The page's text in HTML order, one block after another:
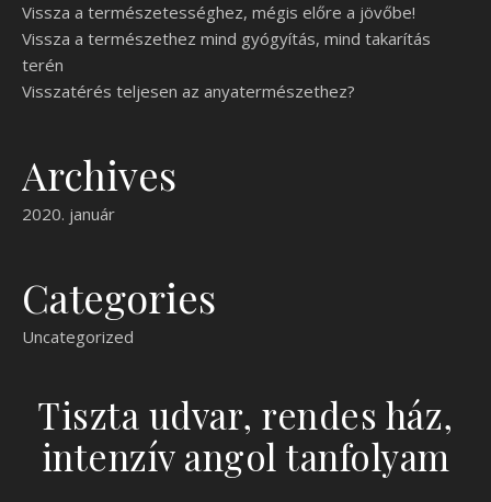
Vissza a természetességhez, mégis előre a jövőbe!
Vissza a természethez mind gyógyítás, mind takarítás
terén
Visszatérés teljesen az anyatermészethez?
Archives
2020. január
Categories
Uncategorized
Tiszta udvar, rendes ház,
intenzív angol tanfolyam